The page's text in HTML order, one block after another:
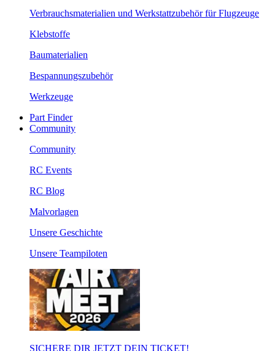
Verbrauchsmaterialien und Werkstattzubehör für Flugzeuge
Klebstoffe
Baumaterialien
Bespannungszubehör
Werkzeuge
Part Finder
Community
Community
RC Events
RC Blog
Malvorlagen
Unsere Geschichte
Unsere Teampiloten
SICHERE DIR JETZT DEIN TICKET!